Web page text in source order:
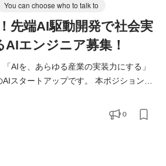
You can choose who to talk to
先端AI駆動開発で社会実
エンジニア募集！
AIを、あらゆる産業の実装力にする」
スタートアップです。 本ポジションで
システムの設計・開発を担当いただき
実際の現場で活用され、事業成果につな
0